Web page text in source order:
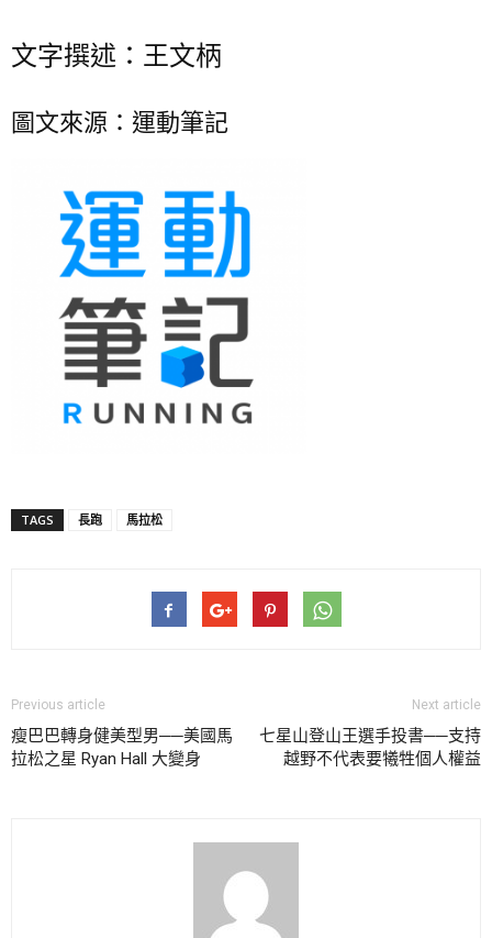
文字撰述：王文柄
圖文來源：運動筆記
TAGS 長跑 馬拉松
Previous article
瘦巴巴轉身健美型男──美國馬
拉松之星 Ryan Hall 大變身
Next article
七星山登山王選手投書──支持
越野不代表要犧牲個人權益